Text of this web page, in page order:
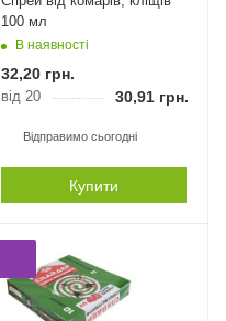
100 мл
В наявності
32,20грн.
від 20 30,91грн.
Відправимо сьогодні
Купити